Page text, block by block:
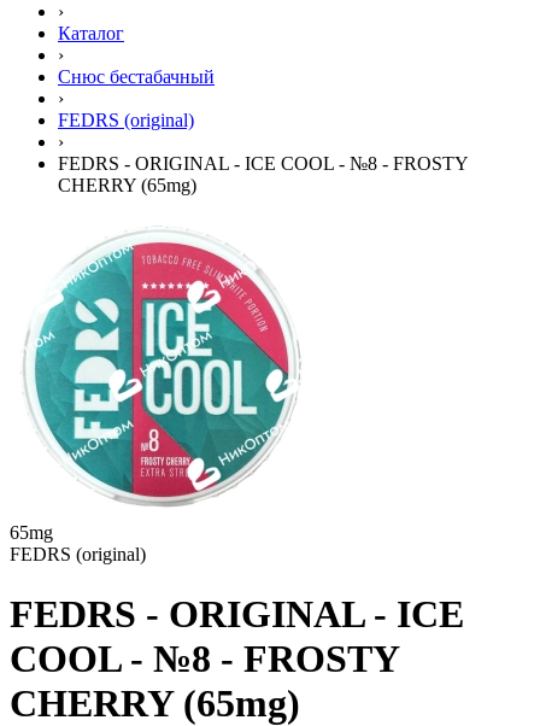
›
Каталог
›
Снюс бестабачный
›
FEDRS (original)
›
FEDRS - ORIGINAL - ICE COOL - №8 - FROSTY
CHERRY (65mg)
65mg
FEDRS (original)
FEDRS - ORIGINAL - ICE
COOL - №8 - FROSTY
CHERRY (65mg)